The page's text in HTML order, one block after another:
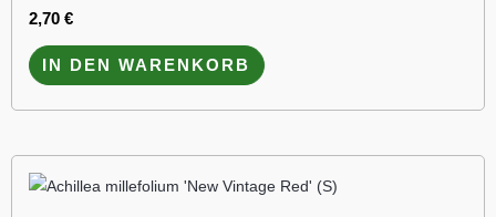
2,70 €
IN DEN WARENKORB